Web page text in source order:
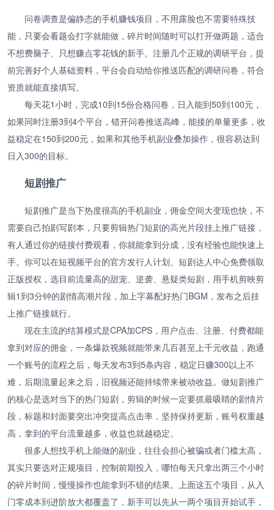
问卷调查是偏静态的手机赚钱项目，不用露脸也不需要特殊技
能，只要会看题会打字就能做，碎片时间随时可以打开做两题，适合
不想费脑子、只想赚点零花钱的新手。注册几个正规的调研平台，提
前完善好个人基础资料，平台会自动给你推送匹配的调研问卷，符合
资质就能直接填写。
每天花1小时，完成10到15份合格问卷，日入能到50到100元，
如果同时注册3到4个平台，错开问卷推送高峰，能接的单量更多，收
益稳定在150到200元，如果和其他手机副业叠加操作，很容易达到
日入300的目标。
短剧推广
短剧推广是当下热度很高的手机副业，佣金空间大变现也快，不
需要自己拍剧写剧本，只要剪辑热门短剧的高光片段挂上推广链接，
有人通过你的链接付费观看，你就能拿到分成，没有经验也能快速上
手。你可以在短视频平台的官方发行人计划、短剧达人中心免费领取
正版授权，选目前流量高的甜宠、逆袭、悬疑类短剧，用手机剪映剪
辑1到3分钟的剧情高潮片段，加上字幕配好热门BGM，发布之后挂
上推广链接就行。
现在主流的结算模式是CPA加CPS，用户点击、注册、付费都能
拿到对应的佣金，一条爆款视频就能带来几百甚至上千元收益，跑通
一个账号的流程之后，每天发布3到5条内容，稳定日赚300以上不
难，后期流量起来之后，旧视频还能持续带来被动收益。做短剧推广
的核心是选对当下的热门短剧，剪辑的时候一定要抓最吸睛的剧情片
段，标题和封面要突出冲突提高点击率，坚持保持更新，账号权重越
高，拿到的平台流量越多，收益也就越稳定。
很多人想找手机上能做的副业，往往会担心被骗或者门槛太高，
其实只要选对正规项目，控制前期投入，哪怕每天只拿出两三个小时
的碎片时间，慢慢操作也能拿到不错的结果。上面这五个项目，从入
门零成本到进阶放大都覆盖了，新手可以先从一两个项目开始试手，